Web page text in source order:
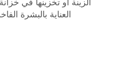
الزينة أو تخزينها في
العناية بالبشرة